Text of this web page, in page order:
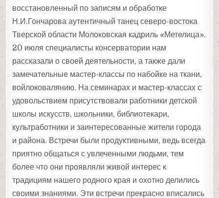
восстановленный по записям и обработке
Н.И.Гончарова аутентичный танец северо-востока
Тверской области Молоковская кадриль «Метелица».
20 июля специалисты консерватории нам
рассказали о своей деятельности, а также дали
замечательные мастер-классы по набойке на ткани,
войлоковалянию. На семинарах и мастер-классах с
удовольствием присутствовали работники детской
школы искусств, школьники, библиотекари,
культработники и заинтересованные жители города
и района. Встречи были продуктивными, ведь всегда
приятно общаться с увлеченными людьми, тем
более что они проявляли живой интерес к
традициям нашего родного края и охотно делились
своими знаниями. Эти встречи прекрасно вписались